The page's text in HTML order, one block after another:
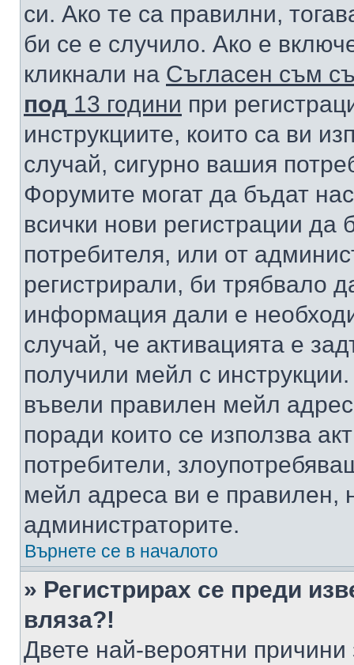
си. Ако те са правилни,
би се е случило. Ако е
кликнали на Съгласен съм
под 13 години при
инструкциите, които са ви
случай, сигурно вашия
Форумите могат да бъдат
всички нови регистрации да
потребителя, или от
регистрирали, би трябвало
информация дали е
случай, че активацията е
получили мейл с
въвели правилен мейл
поради които се използва
потребители,
мейл адреса ви е правилен,
администраторите.
Върнете се в началото
» Регистрирах се преди
вляза?!
Двете най-вероятни